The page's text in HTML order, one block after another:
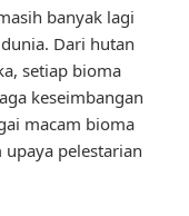
banyak lagi
Dari hutan
setiap bioma
keseimbangan
macam bioma
pelestarian